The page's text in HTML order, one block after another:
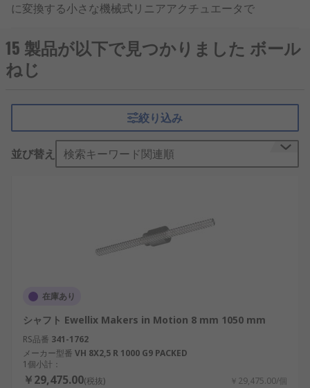
に変換する小さな機械式リニアアクチュエータで
に、ねじシャフトにらせん状の軌道が施されていま
す。高スラスト荷重に耐えられると同時に、 最小限
の内部摩擦で運動を変換できます。
ボールねじの用途
このボールねじは、航空機やミサイルの制御翼面を
動かすために軍事機関で使用されています。また、
利用可能なボールねじには、次のようなさまざまな
予圧式(調整可能)
円筒形
フランジ付き丸形
各種サイズ
15 製品が以下で見つかりました ボール
ねじ
絞り込み
並び替え 検索キーワード関連順
在庫あり
シャフト Ewellix Makers in Motion 8 mm 1050 mm
RS品番 341-1762
メーカー型番 VH 8X2,5 R 1000 G9 PACKED
1個小計：
￥29,475.00(税抜) ￥29,475.00/個